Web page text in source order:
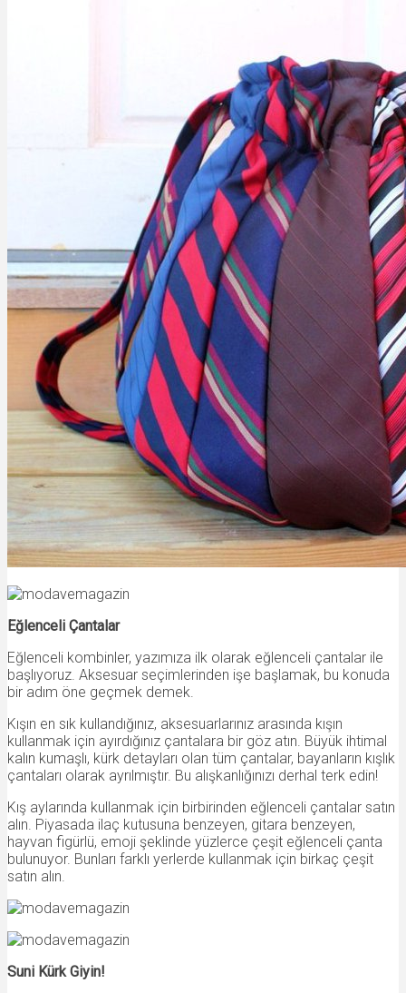
Eğlenceli Çantalar
Eğlenceli kombinler, yazımıza ilk olarak eğlenceli çantalar ile
başlıyoruz. Aksesuar seçimlerinden işe başlamak, bu konuda
bir adım öne geçmek demek.
Kışın en sık kullandığınız, aksesuarlarınız arasında kışın
kullanmak için ayırdığınız çantalara bir göz atın. Büyük ihtimal
kalın kumaşlı, kürk detayları olan tüm çantalar, bayanların kışlık
çantaları olarak ayrılmıştır. Bu alışkanlığınızı derhal terk edin!
Kış aylarında kullanmak için birbirinden eğlenceli çantalar satın
alın. Piyasada ilaç kutusuna benzeyen, gitara benzeyen,
hayvan figürlü, emoji şeklinde yüzlerce çeşit eğlenceli çanta
bulunuyor. Bunları farklı yerlerde kullanmak için birkaç çeşit
satın alın.
Suni Kürk Giyin!